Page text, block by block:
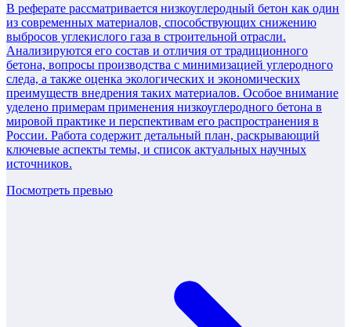
В реферате рассматривается низкоуглеродный бетон как один
из современных материалов, способствующих снижению
выбросов углекислого газа в строительной отрасли.
Анализируются его состав и отличия от традиционного
бетона, вопросы производства с минимизацией углеродного
следа, а также оценка экологических и экономических
преимуществ внедрения таких материалов. Особое внимание
уделено примерам применения низкоуглеродного бетона в
мировой практике и перспективам его распространения в
России. Работа содержит детальный план, раскрывающий
ключевые аспекты темы, и список актуальных научных
источников.
Посмотреть превью